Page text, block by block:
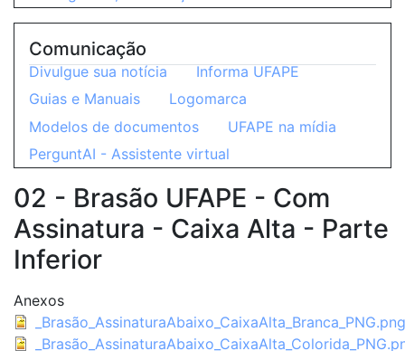
02 - Brasão UFAPE - Com
Assinatura - Caixa Alta - Parte
Inferior
Anexos
_Brasão_AssinaturaAbaixo_CaixaAlta_Branca_PNG.png
Comunicação
Divulgue sua notícia
Informa UFAPE
Guias e Manuais
Logomarca
Modelos de documentos
UFAPE na mídia
PerguntAI - Assistente virtual